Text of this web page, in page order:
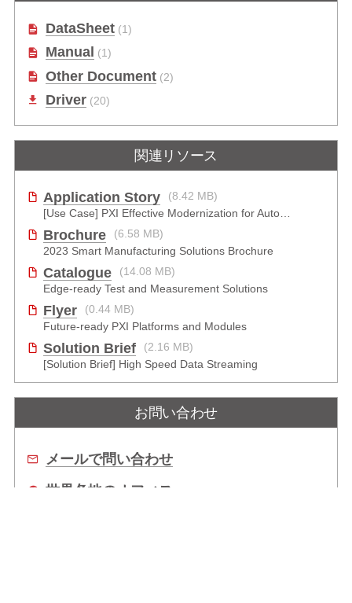
DataSheet(1)
Manual (1)
Other Document(2)
Driver(20)
関連リソース
Application Story
(8.42 MB)
[Use Case] PXI Effective Modernization for Automated Testing
Brochure
(6.58 MB)
2023 Smart Manufacturing Solutions Brochure
Catalogue
(14.08 MB)
Edge-ready Test and Measurement Solutions
Flyer
(0.44 MB)
Future-ready PXI Platforms and Modules
Solution Brief
(2.16 MB)
[Solution Brief] High Speed Data Streaming
お問い合わせ
メールで問い合わせ
世界各地のオフィス